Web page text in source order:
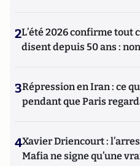
2L’été 2026 confirme tout
disent depuis 50 ans :
3Répression en Iran : ce
pendant que Paris
4Xavier Driencourt :
Mafia ne signe qu’une